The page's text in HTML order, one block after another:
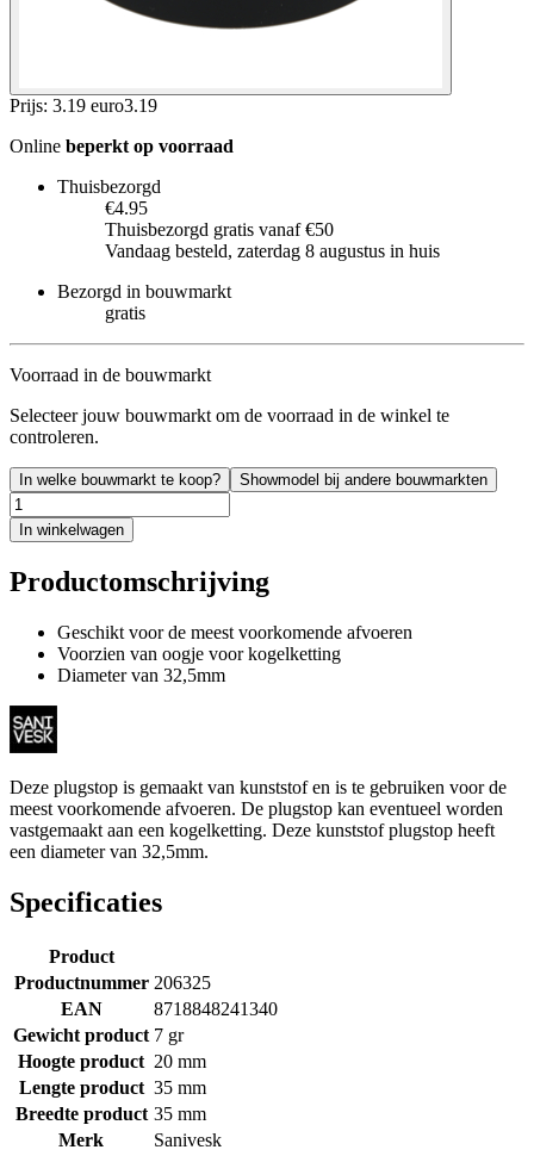
Prijs: 3.19 euro3.19
Online beperkt op voorraad
Thuisbezorgd
€4.95
Thuisbezorgd gratis vanaf €50
Vandaag besteld, zaterdag 8 augustus in huis
Bezorgd in bouwmarkt
gratis
Voorraad in de bouwmarkt
Selecteer jouw bouwmarkt om de voorraad in de winkel te
controleren.
In welke bouwmarkt te koop? Showmodel bij andere bouwmarkten
In winkelwagen
Productomschrijving
Geschikt voor de meest voorkomende afvoeren
Voorzien van oogje voor kogelketting
Diameter van 32,5mm
Deze plugstop is gemaakt van kunststof en is te gebruiken voor de
meest voorkomende afvoeren. De plugstop kan eventueel worden
vastgemaakt aan een kogelketting. Deze kunststof plugstop heeft
een diameter van 32,5mm.
Specificaties
Product
Productnummer 206325
EAN
8718848241340
Gewicht product 7 gr
Hoogte product 20 mm
Lengte product 35 mm
Breedte product 35 mm
Merk
Sanivesk